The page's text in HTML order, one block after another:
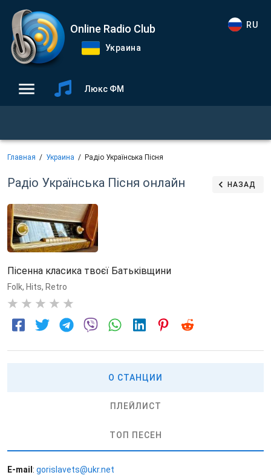
Online Radio Club
Украина
RU
Люкс ФМ
Главная Украина Радіо Українська Пісня
Радіо Українська Пісня онлайн НАЗАД
Пісенна класика твоєї Батьківщини
Folk, Hits, Retro
О СТАНЦИИ
ПЛЕЙЛИСТ
ТОП ПЕСЕН
E-mail : gorislavets@ukr.net